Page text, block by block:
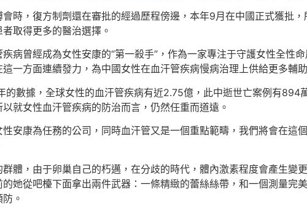
時，復方制劑還在審批的經過歷程傍邊，本年9月在中國正式獲批
取得更多的醫治選擇。
疾病曾經成為女性安康的“第一殺手”，作為一家專注于守護女性全性
一方面連續發力，為中國女性在血汗管疾病慢病治理上供給更多輔
的數據，全球女性的血汗管疾病有近2.75億，此中逝世亡案例有
就女性血汗管疾病的防治而言，仍然任重而道遠。
安康為任務的公司，同時血汗管又是一個重點範疇，我們將會在這
體，由于卵巢自己的朽邁，在分歧的時代，體內激素程度會產生
她從吧檯下面拿出兩件武器：一條精緻的蕾絲絲帶，和一個測量完
。